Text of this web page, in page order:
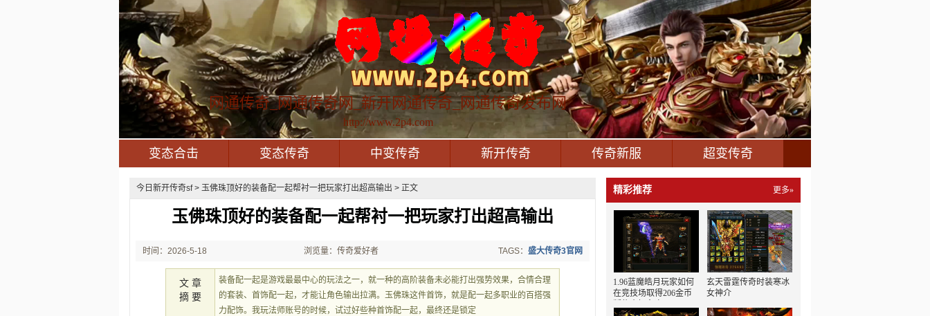
网通传奇_网通传奇网_新开网通传奇_网通传奇发布网
http://www.2p4.com
变态合击 变态传奇 中变传奇 新开传奇 传奇新服 超变传奇
今日新开传奇sf> 玉佛珠顶好的装备配一起帮衬一把玩家打出超高输出 > 正文
玉佛珠顶好的装备配一起帮衬一把玩家打出超高输出
时间：2026-5-18
11:41:04
浏览量：传奇爱好者 TAGS：盛大传奇3官网
文 章
摘 要
装备配一起是游戏最最中心的玩法之一，就一种的高阶装备未必能打出强势效果，合情合理
的套装、首饰配一起，才能让角色输出拉满。玉佛珠这件首饰，就是配一起多职业的百搭强
力配饰。我玩法师账号的时候，试过好些种首饰配一起，最终还是锁定
精彩推荐 更多»
1.96蓝魔皓月玩家如何
在竞技场取得206金币
玄天雷霆传奇时装寒冰
女神介